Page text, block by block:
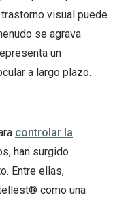
visual puede
se agrava
un
a largo plazo.
controlar la
han surgido
Entre ellas,
como una